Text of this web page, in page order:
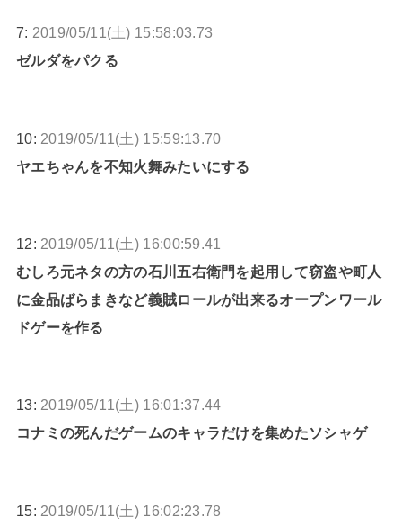
7: 2019/05/11(土) 15:58:03.73
ゼルダをパクる
10: 2019/05/11(土) 15:59:13.70
ヤエちゃんを不知火舞みたいにする
12: 2019/05/11(土) 16:00:59.41
むしろ元ネタの方の石川五右衛門を起用して窃盗や町人
に金品ばらまきなど義賊ロールが出来るオープンワール
ドゲーを作る
13: 2019/05/11(土) 16:01:37.44
コナミの死んだゲームのキャラだけを集めたソシャゲ
15: 2019/05/11(土) 16:02:23.78